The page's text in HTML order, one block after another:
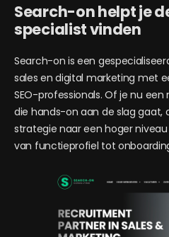
Search-on helpt je
specialist vinden
Search-on is een
sales en digital marketing met
SEO-professionals. Of je nu een
die hands-on aan de slag gaat,
strategie naar een hoger
van functieprofiel tot